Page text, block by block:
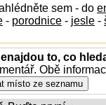
sem - do
- porodnice - jesle -
to, co
Obě